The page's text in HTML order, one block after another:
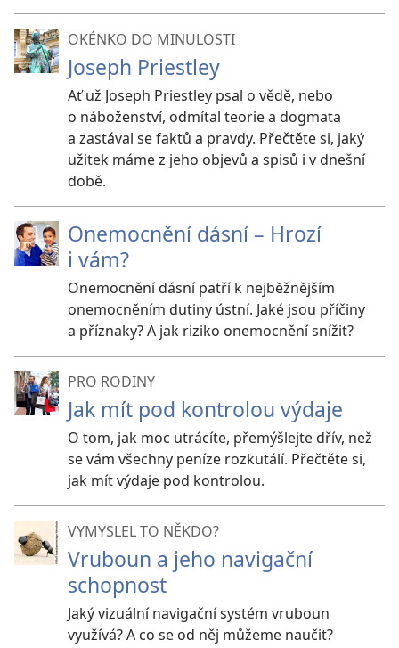
OKÉNKO DO MINULOSTI
Joseph Priestley
Ať už Joseph Priestley psal o vědě, nebo
o náboženství, odmítal teorie a dogmata
a zastával se faktů a pravdy. Přečtěte si, jaký
užitek máme z jeho objevů a spisů i v dnešní
době.
Onemocnění dásní – Hrozí
i vám?
Onemocnění dásní patří k nejběžnějším
onemocněním dutiny ústní. Jaké jsou příčiny
a příznaky? A jak riziko onemocnění snížit?
PRO RODINY
Jak mít pod kontrolou výdaje
O tom, jak moc utrácíte, přemýšlejte dřív, než
se vám všechny peníze rozkutálí. Přečtěte si,
jak mít výdaje pod kontrolou.
VYMYSLEL TO NĚKDO?
Vruboun a jeho navigační
schopnost
Jaký vizuální navigační systém vruboun
využívá? A co se od něj můžeme naučit?